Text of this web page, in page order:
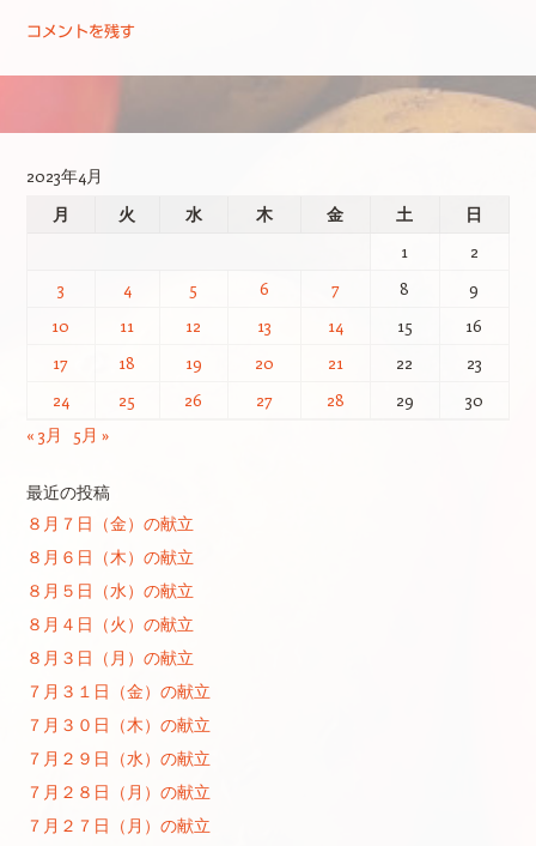
コメントを残す
2023年4月
月
火 水 木 金 土
日
1
2
3
4 5 6 7 8
9
10
11 12 13 14 15
16
17
18 19 20 21 22
23
24
25 26 27 28 29
30
« 3月
5月 »
最近の投稿
８月７日（金）の献立
８月６日（木）の献立
８月５日（水）の献立
８月４日（火）の献立
８月３日（月）の献立
７月３１日（金）の献立
７月３０日（木）の献立
７月２９日（水）の献立
７月２８日（月）の献立
７月２７日（月）の献立